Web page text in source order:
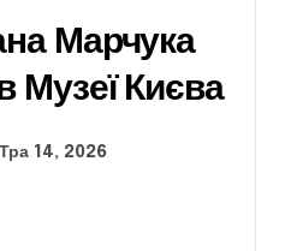
Марчука
Музеї Києва
Тра 14, 2026